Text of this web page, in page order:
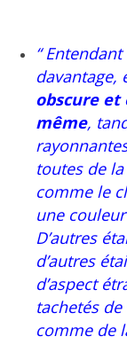
“
davantage,
obscure
même,
toutes de
comme le
une
D’autres
d’autres
d’aspect
tachetés
comme de